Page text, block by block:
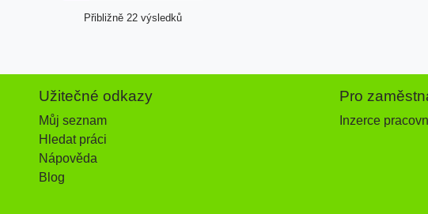
Přibližně 22 výsledků
Užitečné odkazy
Můj seznam
Hledat práci
Nápověda
Blog
Pro
Inzerce